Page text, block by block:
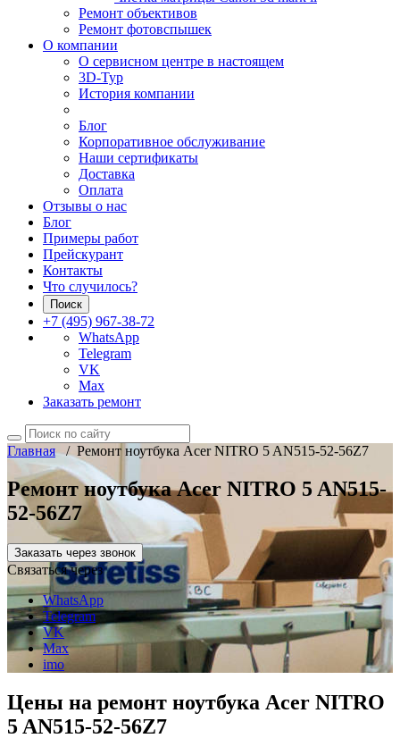
Ремонт объективов
Ремонт фотовспышек
О компании
О сервисном центре в настоящем
3D-Тур
История компании
Блог
Корпоративное обслуживание
Наши сертификаты
Доставка
Оплата
Отзывы о нас
Блог
Примеры работ
Прейскурант
Контакты
Что случилось?
Поиск
+7 (495) 967-38-72
WhatsApp
Telegram
VK
Max
Заказать ремонт
Главная/ Ремонт ноутбука Acer NITRO 5 AN515-52-56Z7
Ремонт ноутбука Acer NITRO 5 AN515-
52-56Z7
Заказать через звонок
Связаться через
WhatsApp
Telegram
VK
Max
imo
Цены на ремонт ноутбука Acer NITRO
5 AN515-52-56Z7